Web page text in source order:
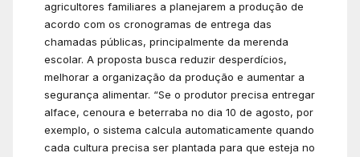
agricultores familiares a planejarem a produção de
acordo com os cronogramas de entrega das
chamadas públicas, principalmente da merenda
escolar. A proposta busca reduzir desperdícios,
melhorar a organização da produção e aumentar a
segurança alimentar. “Se o produtor precisa entregar
alface, cenoura e beterraba no dia 10 de agosto, por
exemplo, o sistema calcula automaticamente quando
cada cultura precisa ser plantada para que esteja no